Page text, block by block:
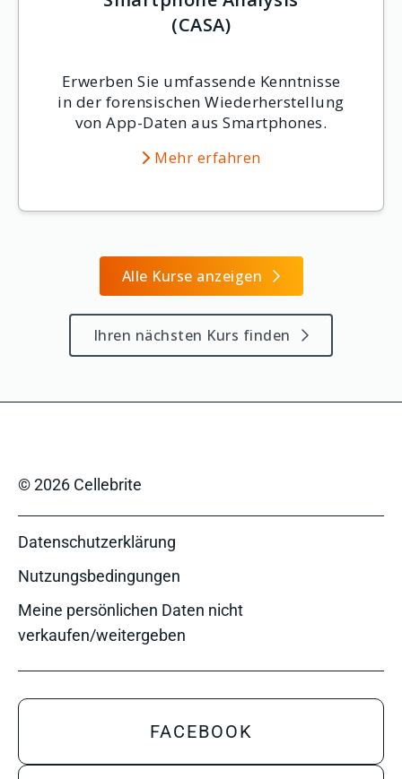
Erwerben Sie umfassende Kenntnisse
in der forensischen Wiederherstellung
von App-Daten aus Smartphones.
Mehr erfahren
(CASA)
Alle Kurse anzeigen
Ihren nächsten Kurs finden
© 2026 Cellebrite
Datenschutzerklärung
Nutzungsbedingungen
Meine persönlichen Daten nicht
verkaufen/weitergeben
FACEBOOK